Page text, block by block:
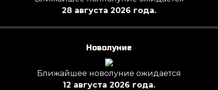
28 августа 2026 года.
Новолуние
Ближайшее новолуние ожидается
12 августа 2026 года.